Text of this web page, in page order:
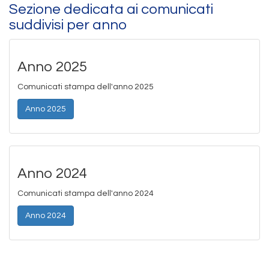
Sezione dedicata ai comunicati
suddivisi per anno
Anno 2025
Comunicati stampa dell'anno 2025
Anno 2025
Anno 2024
Comunicati stampa dell'anno 2024
Anno 2024